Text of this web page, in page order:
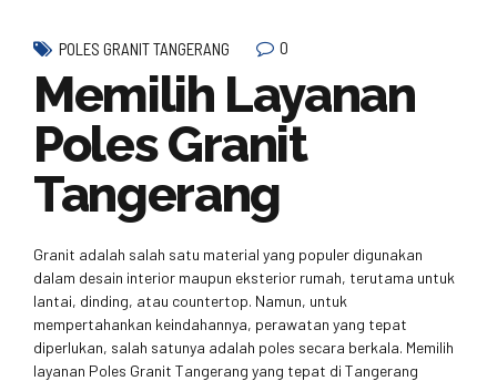
POLES GRANIT TANGERANG 0
Memilih Layanan
Poles Granit
Tangerang
Granit adalah salah satu material yang populer digunakan
dalam desain interior maupun eksterior rumah, terutama untuk
lantai, dinding, atau countertop. Namun, untuk
mempertahankan keindahannya, perawatan yang tepat
diperlukan, salah satunya adalah poles secara berkala. Memilih
layanan Poles Granit Tangerang yang tepat di Tangerang